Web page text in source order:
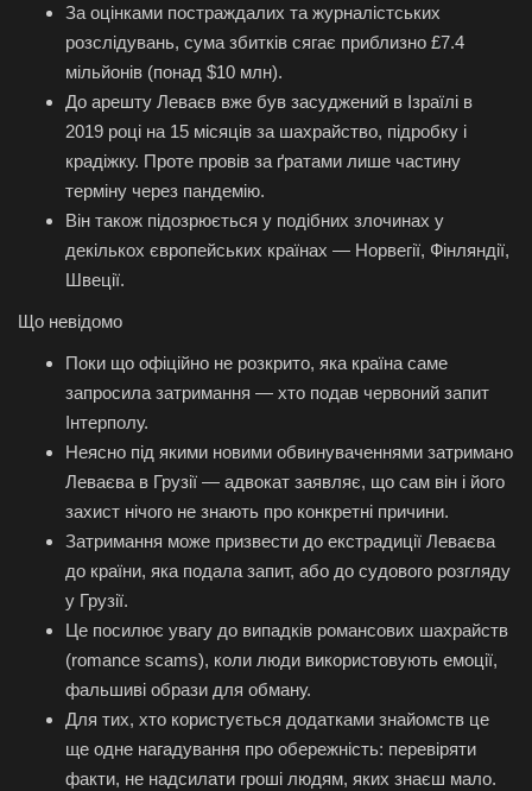
За оцінками постраждалих та журналістських
розслідувань, сума збитків сягає приблизно £7.4
мільйонів (понад $10 млн).
До арешту Леваєв вже був засуджений в Ізраїлі в
2019 році на 15 місяців за шахрайство, підробку і
крадіжку. Проте провів за ґратами лише частину
терміну через пандемію.
Він також підозрюється у подібних злочинах у
декількох європейських країнах — Норвегії, Фінляндії,
Швеції.
Що невідомо
Поки що офіційно не розкрито, яка країна саме
запросила затримання — хто подав червоний запит
Інтерполу.
Неясно під якими новими обвинуваченнями затримано
Леваєва в Грузії — адвокат заявляє, що сам він і його
захист нічого не знають про конкретні причини.
Затримання може призвести до екстрадиції Леваєва
до країни, яка подала запит, або до судового розгляду
у Грузії.
Це посилює увагу до випадків романсових шахрайств
(romance scams), коли люди використовують емоції,
фальшиві образи для обману.
Для тих, хто користується додатками знайомств це
ще одне нагадування про обережність: перевіряти
факти, не надсилати гроші людям, яких знаєш мало.